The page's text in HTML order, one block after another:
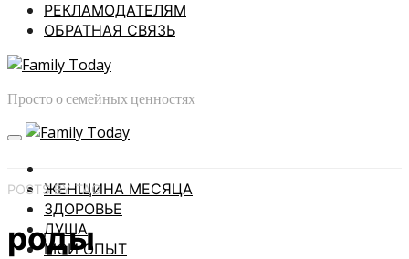
РЕКЛАМОДАТЕЛЯМ
ОБРАТНАЯ СВЯЗЬ
Просто о семейных ценностях
ЖЕНЩИНА МЕСЯЦА
ЗДОРОВЬЕ
ДУША
МОЙ ОПЫТ
POSTS BY TAG
роды